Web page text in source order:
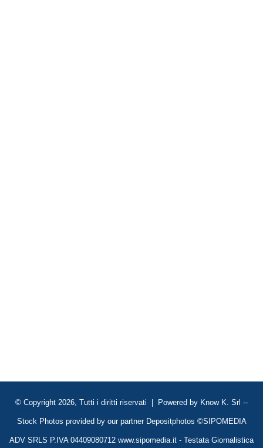
© Copyright 2026, Tutti i diritti riservati | Powered by Know K. Srl --
Stock Photos provided by our partner Depositphotos ©SIPOMEDIA
ADV SRLS P.IVA 04409080712 www.sipomedia.it - Testata Giornalistica